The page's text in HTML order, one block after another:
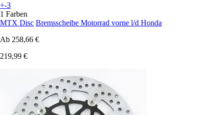
+-3
1 Farben
MTX Disc Bremsscheibe Motorrad vorne l/d Honda
Ab 258,66 €
219,99 €